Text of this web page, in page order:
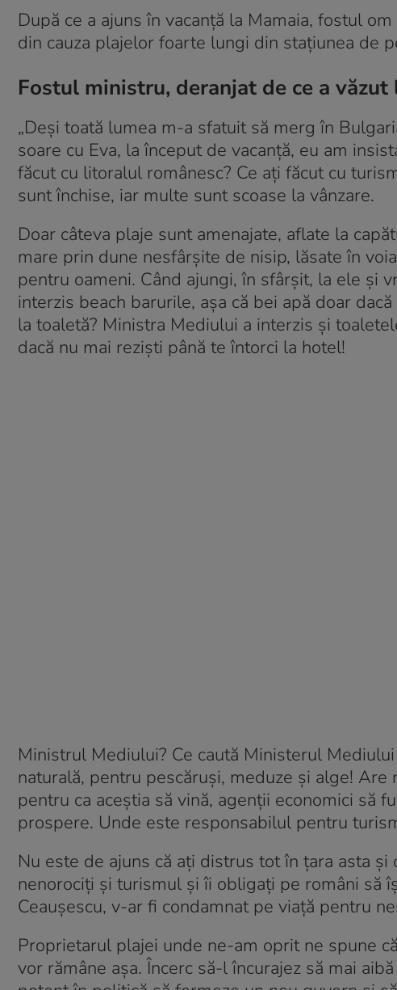
După ce a ajuns în vacanță la Mamaia, fostul
din cauza plajelor foarte lungi din stațiunea de
Fostul ministru, deranjat de ce a văzut
„Deși toată lumea m-a sfatuit să merg în
soare cu Eva, la început de vacanță, eu am
făcut cu litoralul românesc? Ce ați făcut cu
sunt închise, iar multe sunt scoase la vânzare.
Doar câteva plaje sunt amenajate, aflate la
mare prin dune nesfârșite de nisip, lăsate în
pentru oameni. Când ajungi, în sfârșit, la ele și
interzis beach barurile, așa că bei apă doar
la toaletă? Ministra Mediului a interzis și
dacă nu mai reziști până te întorci la hotel!
Ministrul Mediului? Ce caută Ministerul
naturală, pentru pescăruși, meduze și alge!
pentru ca aceștia să vină, agenții economici să
prospere. Unde este responsabilul pentru
Nu este de ajuns că ați distrus tot în țara asta
nenorociți și turismul și îi obligați pe români să
Ceaușescu, v-ar fi condamnat pe viață pentru
Proprietarul plajei unde ne-am oprit ne spune
vor rămâne așa. Încerc să-l încurajez să mai